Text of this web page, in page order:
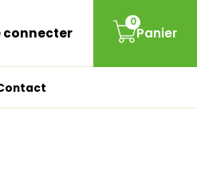
connecter
0
Panier